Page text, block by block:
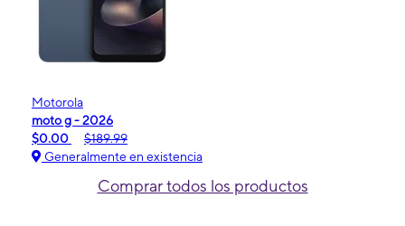
Motorola
moto g - 2026
$0.00
$189.99
Generalmente en existencia
Comprar todos los productos